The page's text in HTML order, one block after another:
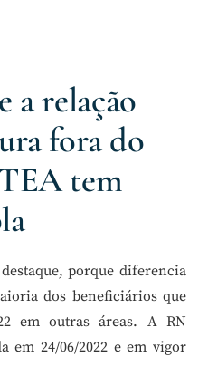
a relação
fora do
tem
porque diferencia
dos beneficiários que
em outras áreas. A RN
em 24/06/2022 e em vigor